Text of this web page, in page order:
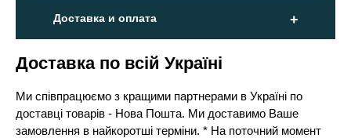
Доставка и оплата
Доставка по всій Україні
Ми співпрацюємо з кращими партнерами в Україні по
доставці товарів - Нова Пошта. Ми доставимо Ваше
замовлення в найкоротші терміни. * На поточний момент